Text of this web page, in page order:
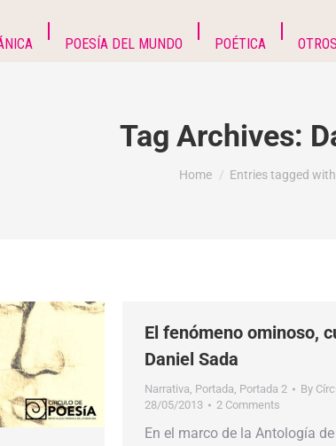
POESÍA DEL MUNDO POÉTICA
Tag Archives:
You are here:
Home Entries tagged
El fenómeno ominoso,
Daniel Sada
Narrativa, Portada, Portada 2 By
28/05/2013
2 Comments
En el marco de la Antología